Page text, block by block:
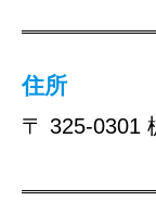
住所
〒 325-0301